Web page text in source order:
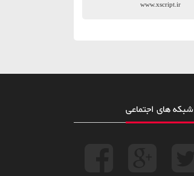
www.xscript.ir
شبکه های اجتماعی